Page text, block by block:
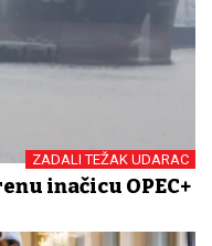
ZADALI TEŽAK UDARAC
inačicu OPEC+